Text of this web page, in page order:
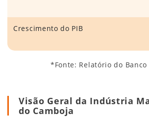
Crescimento do PIB
*Fonte: Relatório do
Visão Geral da Indústria
do Camboja